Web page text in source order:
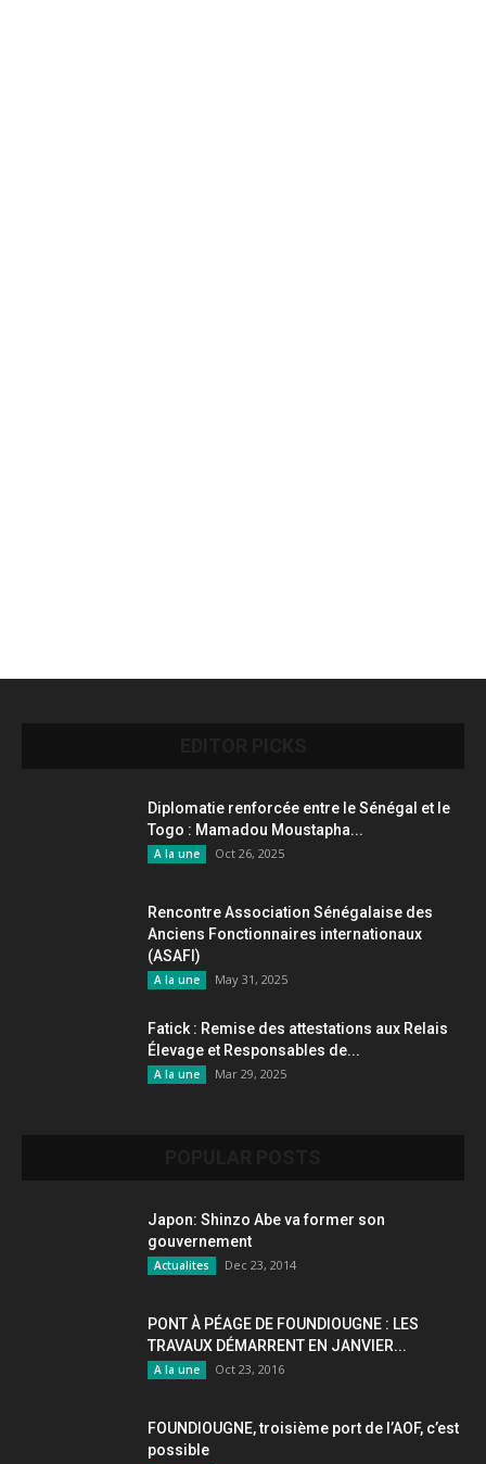
Diplomatie renforcée entre le Sénégal et le
Togo : Mamadou Moustapha...
A la une Oct 26, 2025
Rencontre Association Sénégalaise des
Anciens Fonctionnaires internationaux
(ASAFI)
A la une May 31, 2025
Fatick : Remise des attestations aux Relais
Élevage et Responsables de...
A la une Mar 29, 2025
Japon: Shinzo Abe va former son
gouvernement
Actualites Dec 23, 2014
PONT À PÉAGE DE FOUNDIOUGNE : LES
TRAVAUX DÉMARRENT EN JANVIER...
A la une Oct 23, 2016
FOUNDIOUGNE, troisième port de l’AOF, c’est
possible